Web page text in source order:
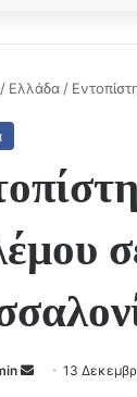
/ Ελλάδα /
Send13